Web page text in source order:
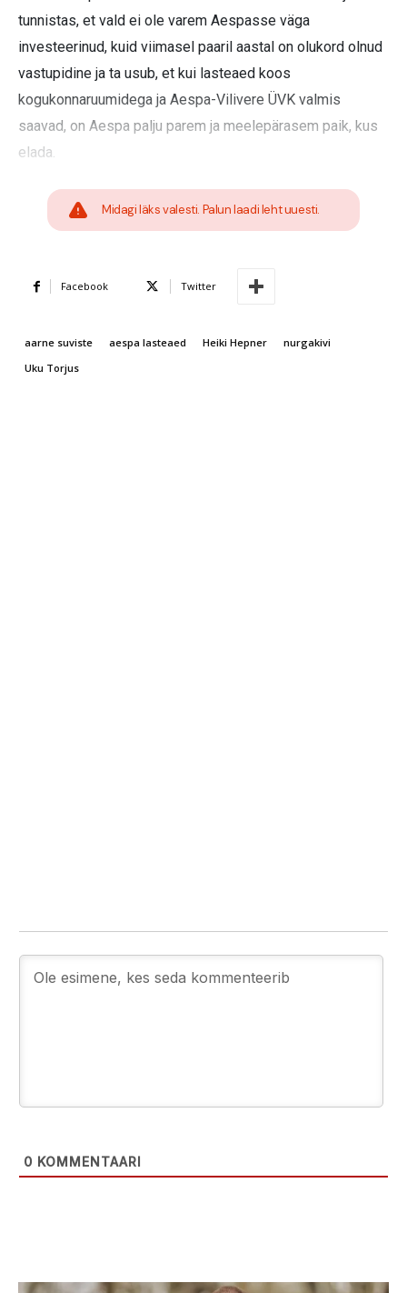
tunnistas, et vald ei ole varem Aespasse väga
investeerinud, kuid viimasel paaril aastal on olukord olnud
vastupidine ja ta usub, et kui lasteaed koos
kogukonnaruumidega ja Aespa-Vilivere ÜVK valmis
saavad, on Aespa palju parem ja meelepärasem paik, kus
elada.
Midagi läks valesti. Palun laadi leht uuesti.
Facebook Twitter
aarne suviste aespa lasteaed Heiki Hepner
nurgakivi
Uku Torjus
0 KOMMENTAARI